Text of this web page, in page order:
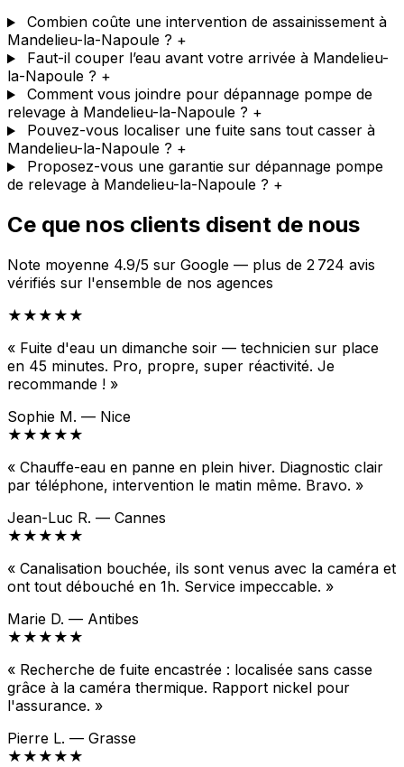
Combien coûte une intervention de assainissement à
Mandelieu-la-Napoule ? +
Faut-il couper l’eau avant votre arrivée à Mandelieu-
la-Napoule ? +
Comment vous joindre pour dépannage pompe de
relevage à Mandelieu-la-Napoule ? +
Pouvez-vous localiser une fuite sans tout casser à
Mandelieu-la-Napoule ? +
Proposez-vous une garantie sur dépannage pompe
de relevage à Mandelieu-la-Napoule ? +
Ce que nos clients disent de nous
Note moyenne 4.9/5 sur Google — plus de 2 724 avis
vérifiés sur l'ensemble de nos agences
★★★★★
« Fuite d'eau un dimanche soir — technicien sur place
en 45 minutes. Pro, propre, super réactivité. Je
recommande ! »
Sophie M. — Nice
★★★★★
« Chauffe-eau en panne en plein hiver. Diagnostic clair
par téléphone, intervention le matin même. Bravo. »
Jean-Luc R. — Cannes
★★★★★
« Canalisation bouchée, ils sont venus avec la caméra et
ont tout débouché en 1h. Service impeccable. »
Marie D. — Antibes
★★★★★
« Recherche de fuite encastrée : localisée sans casse
grâce à la caméra thermique. Rapport nickel pour
l'assurance. »
Pierre L. — Grasse
★★★★★